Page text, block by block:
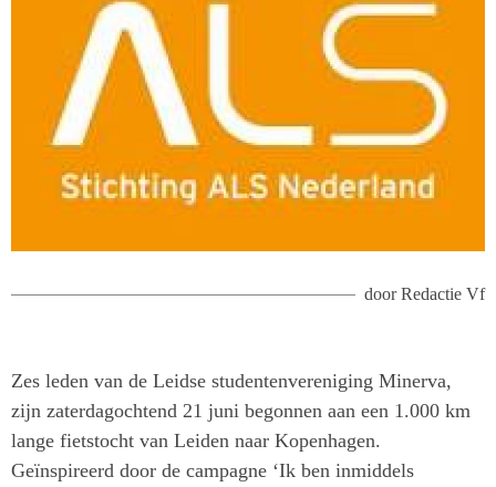
doorRedactie Vf
Zes leden van de Leidse studentenvereniging Minerva,
zijn zaterdagochtend 21 juni begonnen aan een 1.000 km
lange fietstocht van Leiden naar Kopenhagen.
Geïnspireerd door de campagne ‘Ik ben inmiddels